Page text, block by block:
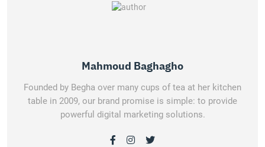
Mahmoud Baghagho
Founded by Begha over many cups of tea at her kitchen
table in 2009, our brand promise is simple: to provide
powerful digital marketing solutions.